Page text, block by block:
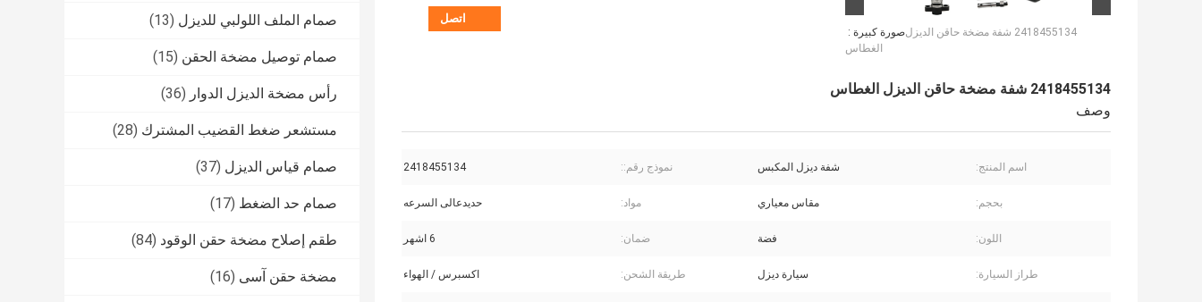
صمام الملف اللولبي للديزل (13)
صمام توصيل مضخة الحقن (15)
رأس مضخة الديزل الدوار (36)
مستشعر ضغط القضيب المشترك (28)
صمام قياس الديزل (37)
صمام حد الضغط (17)
طقم إصلاح مضخة حقن الوقود (84)
مضخة حقن آسى (16)
صورة كبيرة :2418455134 شفة مضخة حاقن الديزل
الغطاس
اتصل
2418455134 شفة مضخة حاقن الديزل الغطاس
وصف
اسم المنتج: شفة ديزل المكبس نموذج رقم:: 2418455134
بحجم: مقاس معياري مواد: حديدعالى السرعه
اللون: فضة ضمان: 6 اشهر
طراز السيارة: سيارة ديزل طريقة الشحن: اكسبرس / الهواء